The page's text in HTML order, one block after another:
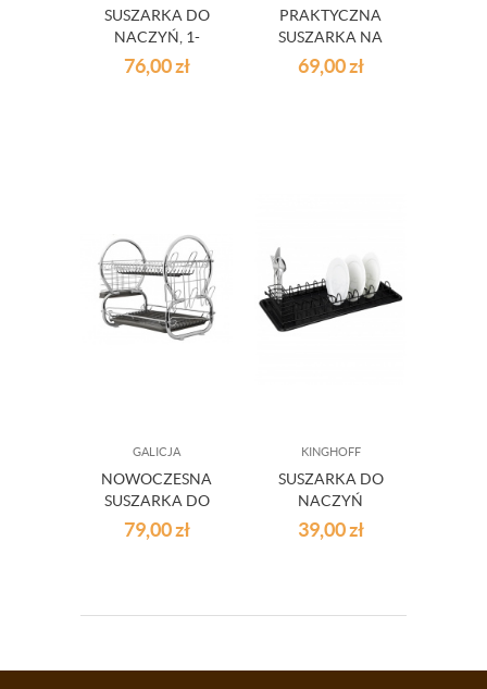
SUSZARKA DO
NACZYŃ, 1-
POZIOMOWA,
OCIEKACZ NA
76,00zł
PRAKTYCZNA
SUSZARKA NA
NACZYNIA
69,00zł
GALICJA
NOWOCZESNA
SUSZARKA DO
NACZYŃ NELLY
79,00zł
KINGHOFF
SUSZARKA DO
NACZYŃ
KINGHOFF
39,00zł